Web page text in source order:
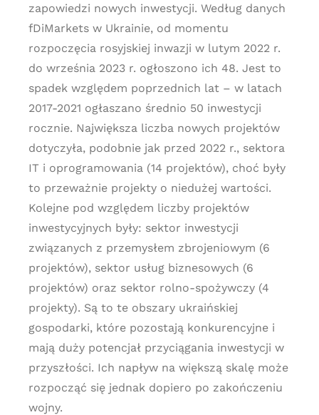
zapowiedzi nowych inwestycji. Według danych
fDiMarkets w Ukrainie, od momentu
rozpoczęcia rosyjskiej inwazji w lutym 2022 r.
do września 2023 r. ogłoszono ich 48. Jest to
spadek względem poprzednich lat – w latach
2017-2021 ogłaszano średnio 50 inwestycji
rocznie. Największa liczba nowych projektów
dotyczyła, podobnie jak przed 2022 r., sektora
IT i oprogramowania (14 projektów), choć były
to przeważnie projekty o niedużej wartości.
Kolejne pod względem liczby projektów
inwestycyjnych były: sektor inwestycji
związanych z przemysłem zbrojeniowym (6
projektów), sektor usług biznesowych (6
projektów) oraz sektor rolno-spożywczy (4
projekty). Są to te obszary ukraińskiej
gospodarki, które pozostają konkurencyjne i
mają duży potencjał przyciągania inwestycji w
przyszłości. Ich napływ na większą skalę może
rozpocząć się jednak dopiero po zakończeniu
wojny.